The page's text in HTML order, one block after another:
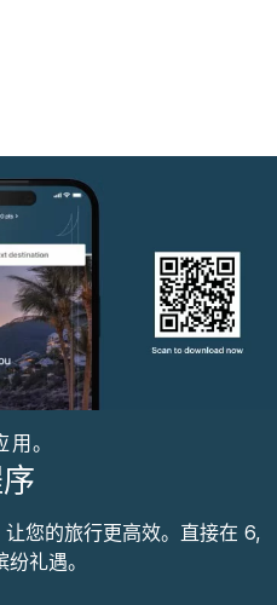
。
您的旅行更高效。直接在 6,
礼遇。